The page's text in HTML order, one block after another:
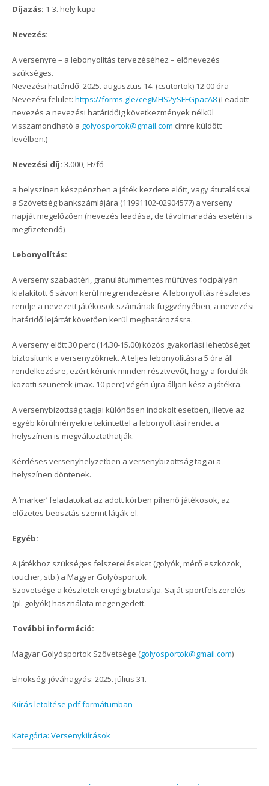
Díjazás: 1-3. hely kupa
Nevezés:
A versenyre – a lebonyolítás tervezéséhez – előnevezés
szükséges.
Nevezési határidő: 2025. augusztus 14. (csütörtök) 12.00 óra
Nevezési felület: https://forms.gle/cegMHS2ySFFGpacA8 (Leadott
nevezés a nevezési határidőig következmények nélkül
visszamondható a golyosportok@gmail.com címre küldött
levélben.)
Nevezési díj: 3.000,-Ft/fő
a helyszínen készpénzben a játék kezdete előtt, vagy átutalással
a Szövetség bankszámlájára (11991102-02904577) a verseny
napját megelőzően (nevezés leadása, de távolmaradás esetén is
megfizetendő)
Lebonyolítás:
A verseny szabadtéri, granulátummentes műfüves focipályán
kialakított 6 sávon kerül megrendezésre. A lebonyolítás részletes
rendje a nevezett játékosok számának függvényében, a nevezési
határidő lejártát követően kerül meghatározásra.
A verseny előtt 30 perc (14.30-15.00) közös gyakorlási lehetőséget
biztosítunk a versenyzőknek. A teljes lebonyolításra 5 óra áll
rendelkezésre, ezért kérünk minden résztvevőt, hogy a fordulók
közötti szünetek (max. 10 perc) végén újra álljon kész a játékra.
A versenybizottság tagjai különösen indokolt esetben, illetve az
egyéb körülményekre tekintettel a lebonyolítási rendet a
helyszínen is megváltoztathatják.
Kérdéses versenyhelyzetben a versenybizottság tagjai a
helyszínen döntenek.
A ’marker’ feladatokat az adott körben pihenő játékosok, az
előzetes beosztás szerint látják el.
Egyéb:
A játékhoz szükséges felszereléseket (golyók, mérő eszközök,
toucher, stb.) a Magyar Golyósportok
Szövetsége a készletek erejéig biztosítja. Saját sportfelszerelés
(pl. golyók) használata megengedett.
További információ:
Magyar Golyósportok Szövetsége (golyosportok@gmail.com)
Elnökségi jóváhagyás: 2025. július 31.
Kiírás letöltése pdf formátumban
Kategória: Versenykiírások